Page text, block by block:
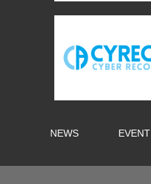
NEWS EVENT